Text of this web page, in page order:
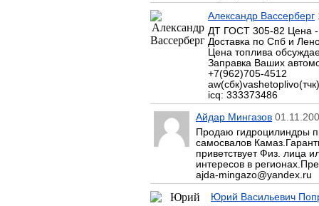
Александр Вассерберг
ДТ ГОСТ 305-82 Цена -
Доставка по Спб и
Цена топлива
Заправка Ваших
+7(962)705-4512
icq: 333373486
Айдар Мингазов
Продаю гидроцилиндры
самосвалов
приветствует Физ. лица
интересов в
ajda-mingazo@yandex.ru
Юрий Васильевич